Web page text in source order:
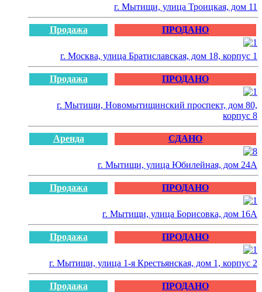
г. Мытищи, улица Троицкая, дом 11
Продажа ПРОДАНО
г. Москва, улица Братиславская, дом 18, корпус 1
Продажа ПРОДАНО
г. Мытищи, Новомытищинский проспект, дом 80,
корпус 8
Аренда СДАНО
г. Мытищи, улица Юбилейная, дом 24А
Продажа ПРОДАНО
г. Мытищи, улица Борисовка, дом 16А
Продажа ПРОДАНО
г. Мытищи, улица 1-я Крестьянская, дом 1, корпус 2
Продажа ПРОДАНО